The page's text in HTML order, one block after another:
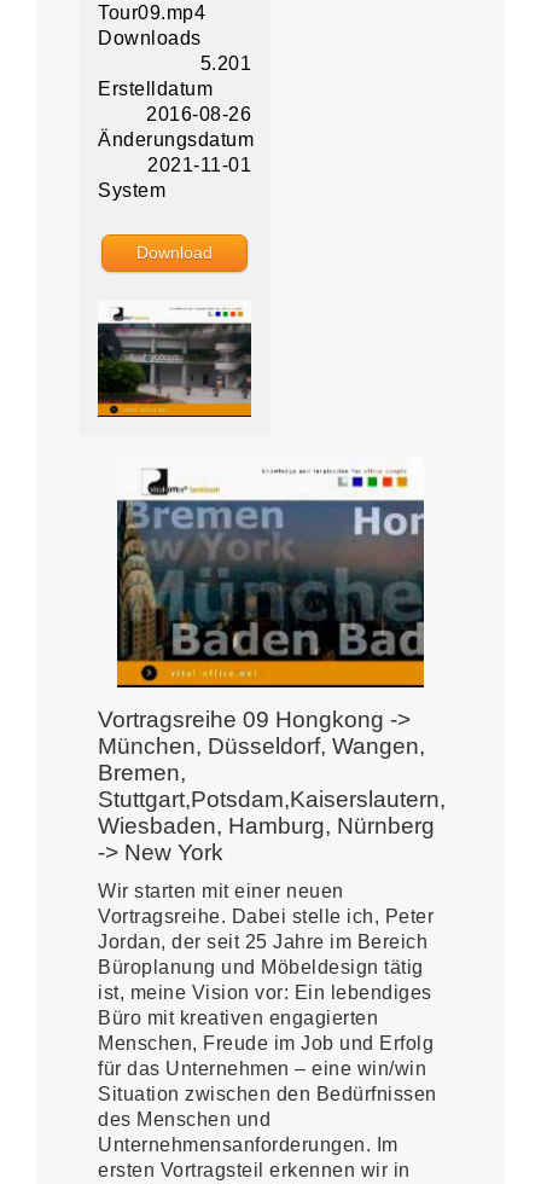
Tour09.mp4
Downloads
5.201
Erstelldatum
2016-08-26
Änderungsdatum
2021-11-01
System
Download
Vortragsreihe 09 Hongkong ->
München, Düsseldorf, Wangen,
Bremen,
Stuttgart,Potsdam,Kaiserslautern,
Wiesbaden, Hamburg, Nürnberg
-> New York
Wir starten mit einer neuen
Vortragsreihe. Dabei stelle ich, Peter
Jordan, der seit 25 Jahre im Bereich
Büroplanung und Möbeldesign tätig
ist, meine Vision vor: Ein lebendiges
Büro mit kreativen engagierten
Menschen, Freude im Job und Erfolg
für das Unternehmen – eine win/win
Situation zwischen den Bedürfnissen
des Menschen und
Unternehmensanforderungen. Im
ersten Vortragsteil erkennen wir in